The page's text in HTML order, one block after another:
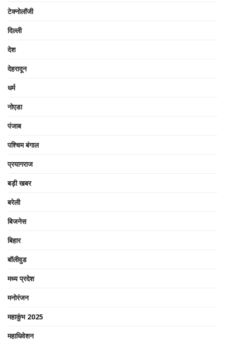
टेक्नोलॉजी
दिल्ली
देश
देहरादून
धर्म
नोएडा
पंजाब
पश्चिम बंगाल
प्रयागराज
बड़ी खबर
बरेली
बिजनेस
बिहार
बॉलीवुड
मध्य प्रदेश
मनोरंजन
महाकुंभ 2025
महाधिवेशन